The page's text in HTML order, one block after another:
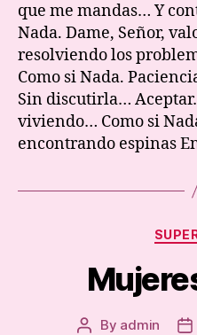
que me mandas… Y
Nada. Dame, Señor,
resolviendo los
Como si Nada.
Sin discutirla…
viviendo… Como si
encontrando espinas
Post
By admin